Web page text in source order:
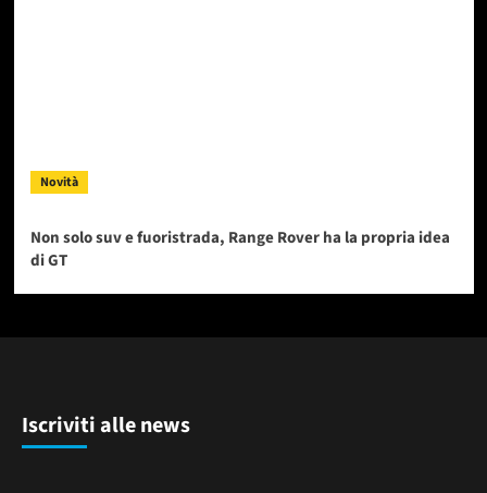
Novità
Non solo suv e fuoristrada, Range Rover ha la propria idea
di GT
Iscriviti alle news